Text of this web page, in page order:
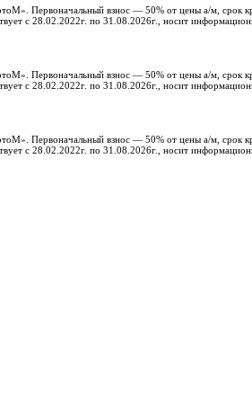
Первоначальный взнос — 50% от цены а/м, срок
с 28.02.2022г. по 31.08.2026г., носит
Первоначальный взнос — 50% от цены а/м, срок
с 28.02.2022г. по 31.08.2026г., носит
Первоначальный взнос — 50% от цены а/м, срок
с 28.02.2022г. по 31.08.2026г., носит